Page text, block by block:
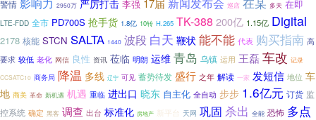
警情 2950万 严厉打击 李强 17届 巡店 多天 在即
LTE-FDD 全市 PD700S 抢手货 1.8亿 10转 H.265 TK-388 200亿 1.15亿 Digital
2178 核能 STCN SALTA 1440 波段 白天 鞭状 能不能 代表 购买指南 高
要求 较低 老化 网信 良性 资讯 莅临 明朗 运维 青岛 乌镇 运用 王磊车改 记录
CCSATC10 商务局 降温 多线 辽宁 可见 蓄势待发 盛行 之年 解读 一家 发短信 地位 车
地 商美 革命 新机遇 机遇 重临 进出口 晓东 自主化 全自动 步步 1.6亿元 订货 监
控系统 确定 黑客 调查 出台 标准化 房地产 新平台 天网 巩固 杀出 全能 恐怖 多点